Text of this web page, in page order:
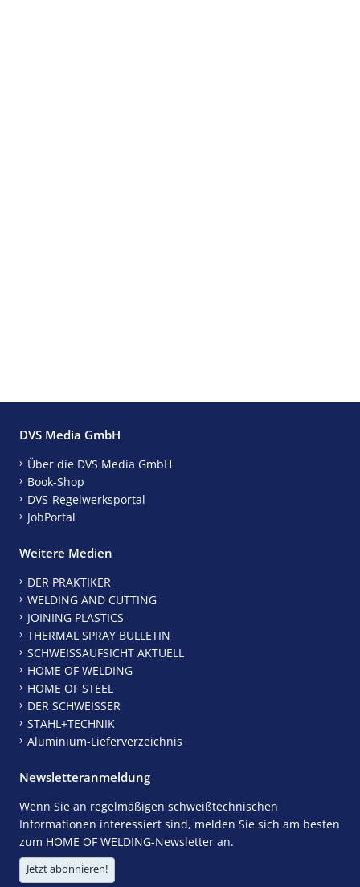
DVS Media GmbH
Über die DVS Media GmbH
Book-Shop
DVS-Regelwerksportal
JobPortal
Weitere Medien
DER PRAKTIKER
WELDING AND CUTTING
JOINING PLASTICS
THERMAL SPRAY BULLETIN
SCHWEISSAUFSICHT AKTUELL
HOME OF WELDING
HOME OF STEEL
DER SCHWEISSER
STAHL+TECHNIK
Aluminium-Lieferverzeichnis
Newsletteranmeldung
Wenn Sie an regelmäßigen schweißtechnischen
Informationen interessiert sind, melden Sie sich am besten
zum HOME OF WELDING-Newsletter an.
Jetzt abonnieren!